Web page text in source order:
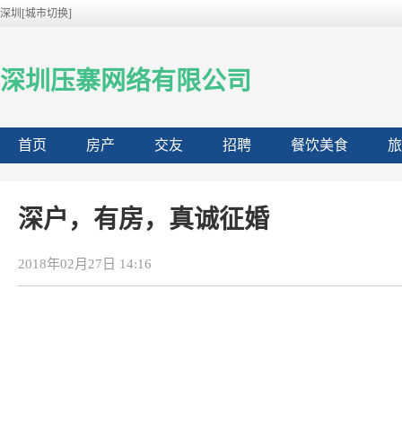
深圳[城市切换]
深圳压寨网络有限公司
首页 房产 交友 招聘 餐饮美食
深户，有房，真诚征婚
2018年02月27日 14:16